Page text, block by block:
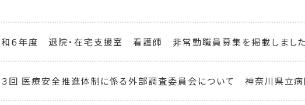
６年度 退院・在宅支援室 看護師 非常勤職員募集を掲載しました
回 医療安全推進体制に係る外部調査委員会について 神奈川県立